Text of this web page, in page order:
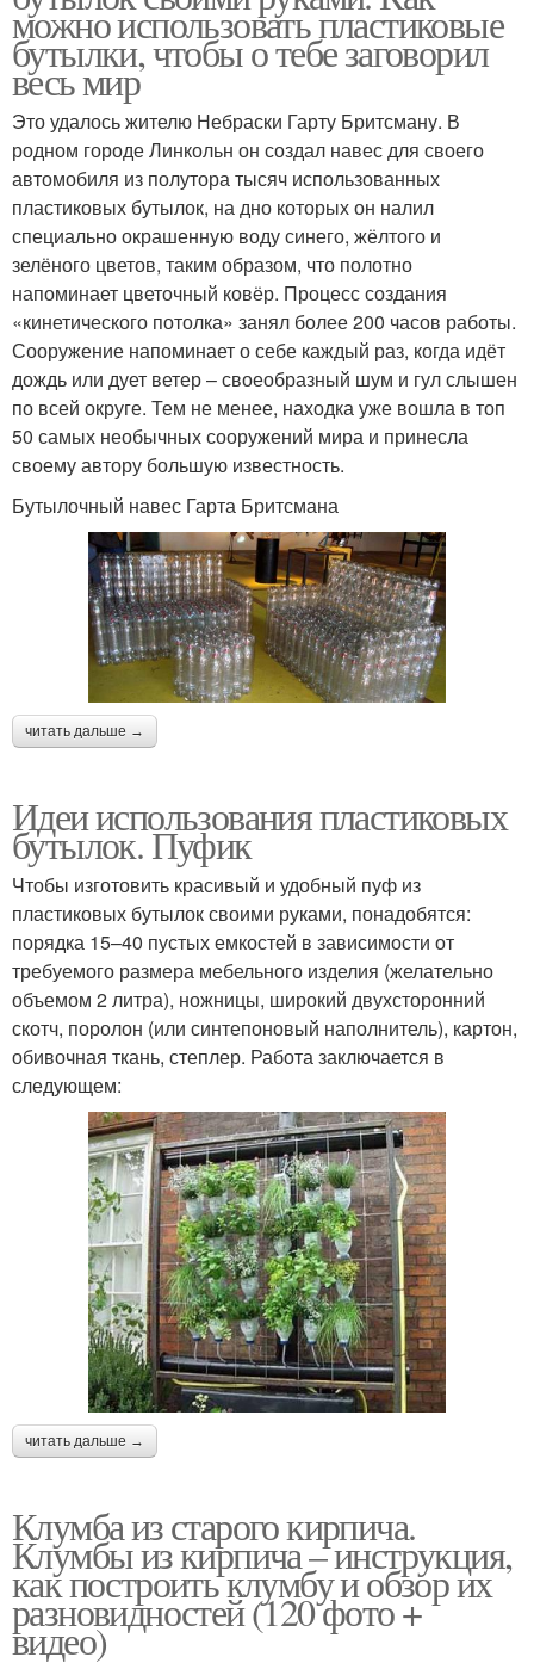
можно использовать пластиковые
бутылки, чтобы о тебе заговорил
весь мир
Это удалось жителю Небраски Гарту Бритсману. В
родном городе Линкольн он создал навес для своего
автомобиля из полутора тысяч использованных
пластиковых бутылок, на дно которых он налил
специально окрашенную воду синего, жёлтого и
зелёного цветов, таким образом, что полотно
напоминает цветочный ковёр. Процесс создания
«кинетического потолка» занял более 200 часов работы.
Сооружение напоминает о себе каждый раз, когда идёт
дождь или дует ветер – своеобразный шум и гул слышен
по всей округе. Тем не менее, находка уже вошла в топ
50 самых необычных сооружений мира и принесла
своему автору большую известность.
Бутылочный навес Гарта Бритсмана
читать дальше →
Идеи использования пластиковых
бутылок. Пуфик
Чтобы изготовить красивый и удобный пуф из
пластиковых бутылок своими руками, понадобятся:
порядка 15–40 пустых емкостей в зависимости от
требуемого размера мебельного изделия (желательно
объемом 2 литра), ножницы, широкий двухсторонний
скотч, поролон (или синтепоновый наполнитель), картон,
обивочная ткань, степлер. Работа заключается в
следующем:
читать дальше →
Клумба из старого кирпича.
Клумбы из кирпича – инструкция,
как построить клумбу и обзор их
разновидностей (120 фото +
видео)